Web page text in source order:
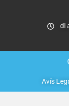
dl
Avís